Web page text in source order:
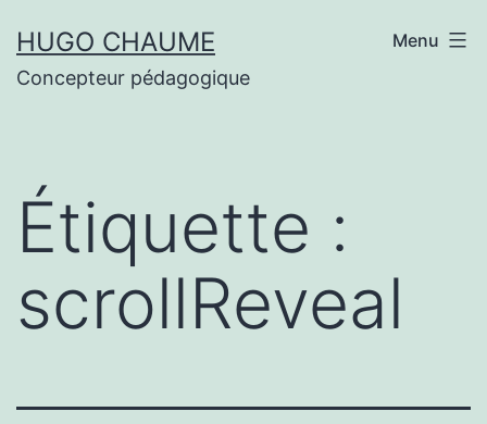
au
contenu
HUGO CHAUME
Concepteur pédagogique
Menu
Étiquette :
scrollReveal